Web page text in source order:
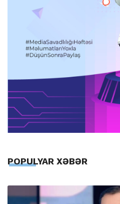
POPULYAR XƏBƏR